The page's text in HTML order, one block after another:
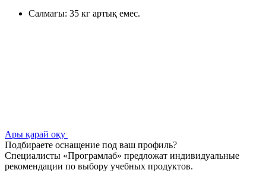
Салмағы: 35 кг артық емес.
Ары қарай оқу
Подбираете оснащение под ваш профиль?
Специалисты «Програмлаб» предложат индивидуальные
рекомендации по выбору учебных продуктов.